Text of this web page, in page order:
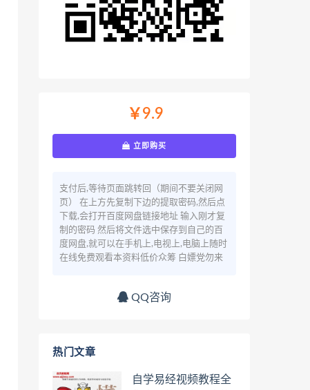
￥9.9
立即购买
支付后,等待页面跳转回（期间不要关闭网
页） 在上方先复制下边的提取密码,然后点
下载,会打开百度网盘链接地址 输入刚才复
制的密码 然后将文件选中保存到自己的百
度网盘,就可以在手机上,电视上,电脑上随时
在线免费观看本资料低价众筹 白嫖党勿来
QQ咨询
热门文章
自学易经视频教程全